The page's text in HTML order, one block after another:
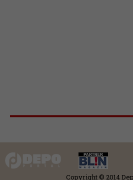
Copyright © 2014